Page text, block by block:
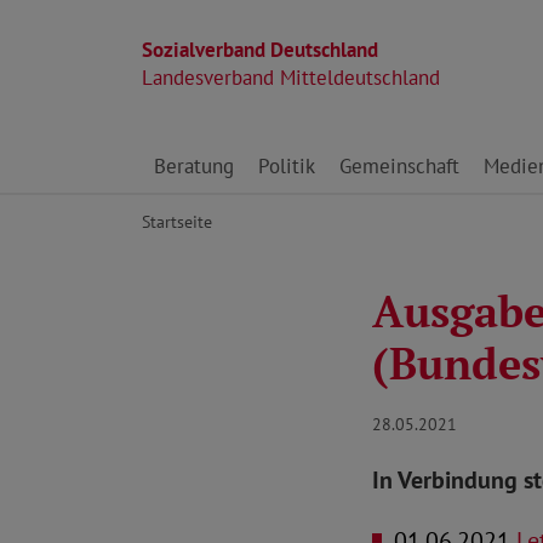
Sozialverband Deutschland
Landesverband Mitteldeutschland
Direkt zu den Inhalten springen
Beratung Politik Gemeinschaft
Startseite
28.05.2021
In Verbindung